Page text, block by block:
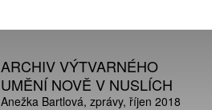
ARCHIV VÝTVARNÉHO
UMĚNÍ NOVĚ V NUSLÍCH
Anežka Bartlová zprávy říjen 2018